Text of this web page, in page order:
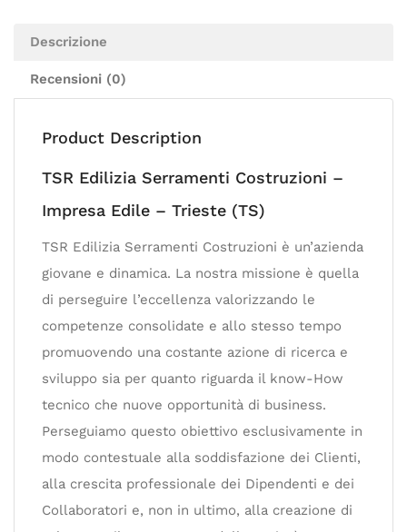
Descrizione
Recensioni (0)
Product Description
TSR Edilizia Serramenti Costruzioni –
Impresa Edile – Trieste (TS)
TSR Edilizia Serramenti Costruzioni è un’azienda
giovane e dinamica. La nostra missione è quella
di perseguire l’eccellenza valorizzando le
competenze consolidate e allo stesso tempo
promuovendo una costante azione di ricerca e
sviluppo sia per quanto riguarda il know-How
tecnico che nuove opportunità di business.
Perseguiamo questo obiettivo esclusivamente in
modo contestuale alla soddisfazione dei Clienti,
alla crescita professionale dei Dipendenti e dei
Collaboratori e, non in ultimo, alla creazione di